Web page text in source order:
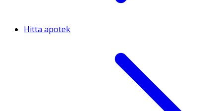
Hitta apotek